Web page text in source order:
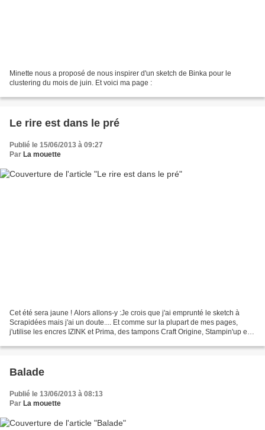
Minette nous a proposé de nous inspirer d'un sketch de Binka pour le
clustering du mois de juin. Et voici ma page :
Le rire est dans le pré
Publié le 15/06/2013 à 09:27
Par La mouette
Cet été sera jaune ! Alors allons-y :Je crois que j'ai emprunté le sketch à
Scrapidées mais j'ai un doute.... Et comme sur la plupart de mes pages,
j'utilise les encres IZINK et Prima, des tampons Craft Origine, Stampin'up et
Balade
Publié le 13/06/2013 à 08:13
Par La mouette